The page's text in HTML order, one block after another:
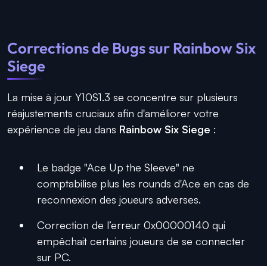
Corrections de Bugs sur Rainbow Six
Siege
La mise à jour Y10S1.3 se concentre sur plusieurs
réajustements cruciaux afin d'améliorer votre
expérience de jeu dans Rainbow Six Siege :
Le badge "Ace Up the Sleeve" ne
comptabilise plus les rounds d'Ace en cas de
reconnexion des joueurs adverses.
Correction de l’erreur 0x00000140 qui
empêchait certains joueurs de se connecter
sur PC.